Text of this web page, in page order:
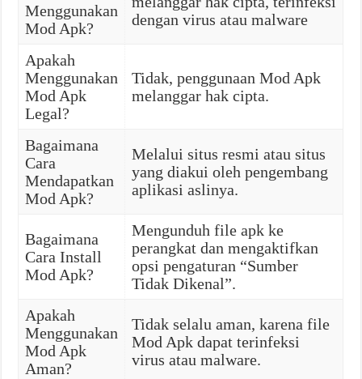
Menggunakan
Mod Apk?
dengan virus atau malware
Apakah
Menggunakan
Mod Apk
Legal?
Tidak, penggunaan Mod Apk
melanggar hak cipta.
Bagaimana
Cara
Mendapatkan
Mod Apk?
Melalui situs resmi atau situs
yang diakui oleh pengembang
aplikasi aslinya.
Bagaimana
Cara Install
Mod Apk?
Mengunduh file apk ke
perangkat dan mengaktifkan
opsi pengaturan “Sumber
Tidak Dikenal”.
Apakah
Menggunakan
Mod Apk
Aman?
Tidak selalu aman, karena file
Mod Apk dapat terinfeksi
virus atau malware.